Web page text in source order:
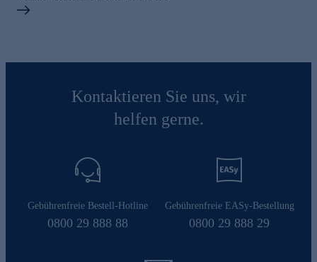
Kontaktieren Sie uns, wir
helfen gerne.
Gebührenfreie Bestell-Hotline
0800 29 888 88
Gebührenfreie EASy-Bestellung
0800 29 888 29